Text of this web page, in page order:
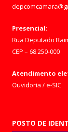
Presencial:
Rua Deputado
CEP – 68.250-000
Atendimento
Ouvidoria /e-SIC
POSTO DE